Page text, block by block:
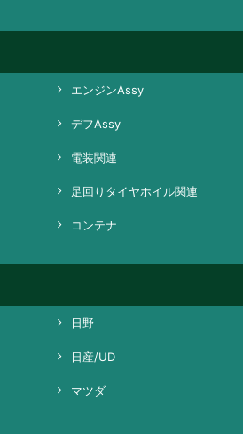
エンジンAssy
デフAssy
電装関連
足回りタイヤホイル関連
コンテナ
日野
日産/UD
マツダ